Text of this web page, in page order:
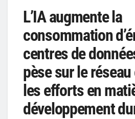
L’IA augmente la
consommation
centres de
pèse sur le
les efforts en
développement